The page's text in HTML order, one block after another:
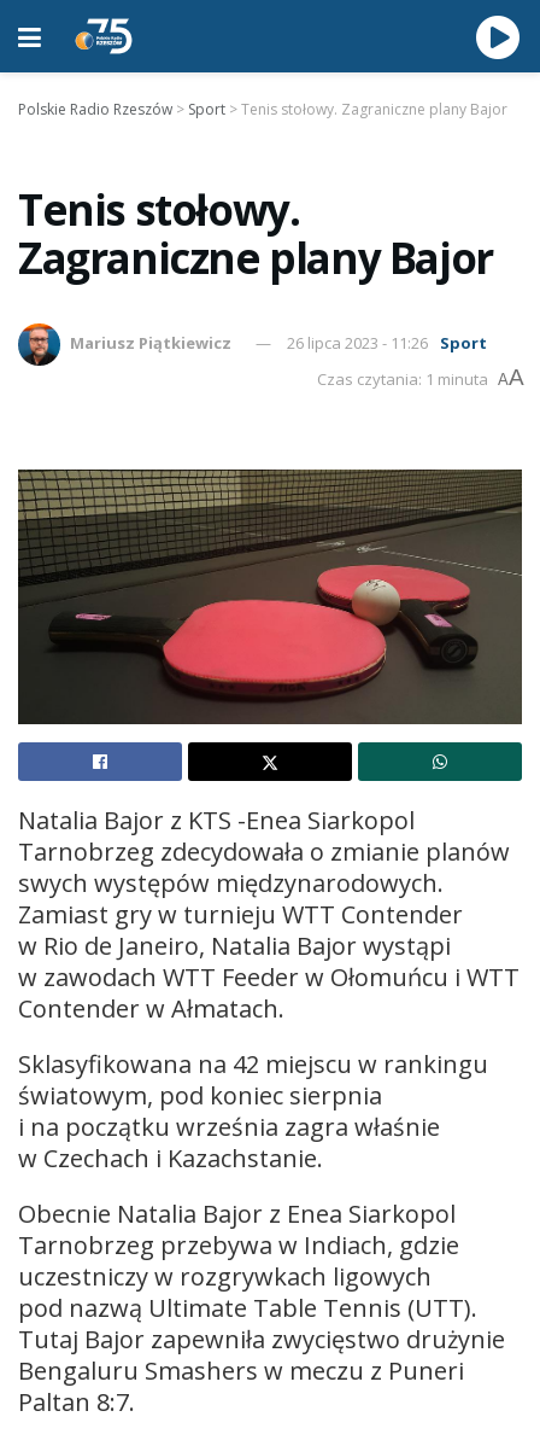
Polskie Radio Rzeszów > Sport >Tenis stołowy. Zagraniczne plany Bajor
Tenis stołowy.
Zagraniczne plany Bajor
Mariusz Piątkiewicz 26 lipca 2023 - 11:26
Sport
Czas czytania: 1 minuta AA
Natalia Bajor z KTS -Enea Siarkopol
Tarnobrzeg zdecydowała o zmianie planów
swych występów międzynarodowych.
Zamiast gry w turnieju WTT Contender
w Rio de Janeiro, Natalia Bajor wystąpi
w zawodach WTT Feeder w Ołomuńcu i WTT
Contender w Ałmatach.
Sklasyfikowana na 42 miejscu w rankingu
światowym, pod koniec sierpnia
i na początku września zagra właśnie
w Czechach i Kazachstanie.
Obecnie Natalia Bajor z Enea Siarkopol
Tarnobrzeg przebywa w Indiach, gdzie
uczestniczy w rozgrywkach ligowych
pod nazwą Ultimate Table Tennis (UTT).
Tutaj Bajor zapewniła zwycięstwo drużynie
Bengaluru Smashers w meczu z Puneri
Paltan 8:7.